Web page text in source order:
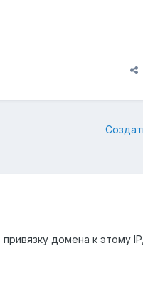
домена к этому